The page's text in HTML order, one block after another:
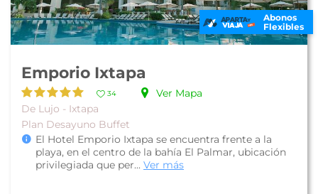
Abonos
Flexibles
Emporio Ixtapa
34
Ver Mapa
De Lujo - Ixtapa
Plan Desayuno Buffet
El Hotel Emporio Ixtapa se encuentra frente a la
playa, en el centro de la bahía El Palmar, ubicación
privilegiada que per... Ver más